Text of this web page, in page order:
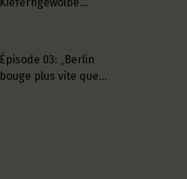
Épisode 03: „Berlin
bouge plus vite que…